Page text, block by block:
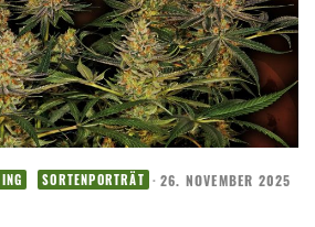
SORTENPORTRÄT · 26. NOVEMBER 2025